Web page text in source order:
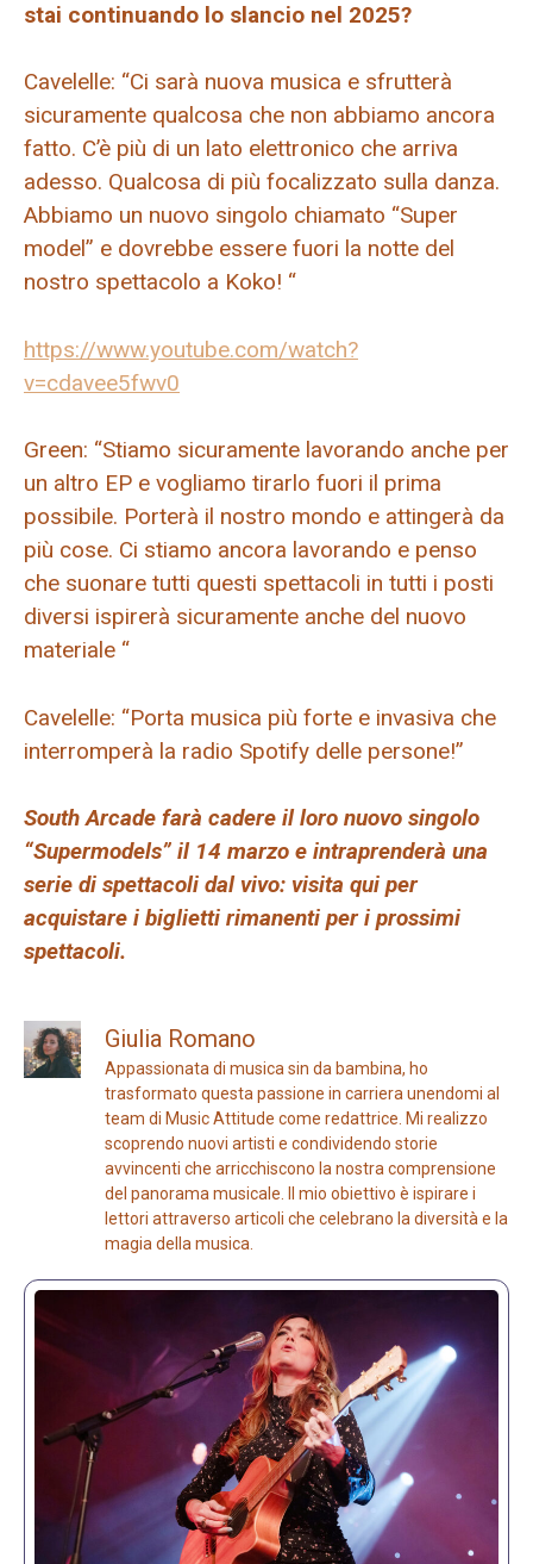
stai continuando lo slancio nel 2025?
Cavelelle: “Ci sarà nuova musica e sfrutterà
sicuramente qualcosa che non abbiamo ancora
fatto. C’è più di un lato elettronico che arriva
adesso. Qualcosa di più focalizzato sulla danza.
Abbiamo un nuovo singolo chiamato “Super
model” e dovrebbe essere fuori la notte del
nostro spettacolo a Koko! “
https://www.youtube.com/watch?
v=cdavee5fwv0
Green: “Stiamo sicuramente lavorando anche per
un altro EP e vogliamo tirarlo fuori il prima
possibile. Porterà il nostro mondo e attingerà da
più cose. Ci stiamo ancora lavorando e penso
che suonare tutti questi spettacoli in tutti i posti
diversi ispirerà sicuramente anche del nuovo
materiale “
Cavelelle: “Porta musica più forte e invasiva che
interromperà la radio Spotify delle persone!”
South Arcade farà cadere il loro nuovo singolo
“Supermodels” il 14 marzo e intraprenderà una
serie di spettacoli dal vivo: visita qui per
acquistare i biglietti rimanenti per i prossimi
spettacoli.
Giulia Romano
Appassionata di musica sin da bambina, ho
trasformato questa passione in carriera unendomi al
team di Music Attitude come redattrice. Mi realizzo
scoprendo nuovi artisti e condividendo storie
avvincenti che arricchiscono la nostra comprensione
del panorama musicale. Il mio obiettivo è ispirare i
lettori attraverso articoli che celebrano la diversità e la
magia della musica.